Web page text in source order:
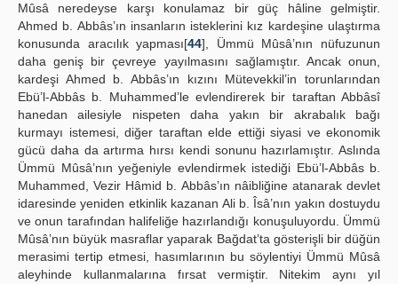
Mûsâ neredeyse karşı konulamaz bir güç hâline gelmiştir.
Ahmed b. Abbâs’ın insanların isteklerini kız kardeşine ulaştırma
konusunda aracılık yapması[44], Ümmü Mûsâ’nın nüfuzunun
daha geniş bir çevreye yayılmasını sağlamıştır. Ancak onun,
kardeşi Ahmed b. Abbâs’ın kızını Mütevekkil’in torunlarından
Ebü’l-Abbâs b. Muhammed’le evlendirerek bir taraftan Abbâsî
hanedan ailesiyle nispeten daha yakın bir akrabalık bağı
kurmayı istemesi, diğer taraftan elde ettiği siyasi ve ekonomik
gücü daha da artırma hırsı kendi sonunu hazırlamıştır. Aslında
Ümmü Mûsâ’nın yeğeniyle evlendirmek istediği Ebü’l-Abbâs b.
Muhammed, Vezir Hâmid b. Abbâs’ın nâibliğine atanarak devlet
idaresinde yeniden etkinlik kazanan Ali b. Îsâ’nın yakın dostuydu
ve onun tarafından halifeliğe hazırlandığı konuşuluyordu. Ümmü
Mûsâ’nın büyük masraflar yaparak Bağdat’ta gösterişli bir düğün
merasimi tertip etmesi, hasımlarının bu söylentiyi Ümmü Mûsâ
aleyhinde kullanmalarına fırsat vermiştir. Nitekim aynı yıl